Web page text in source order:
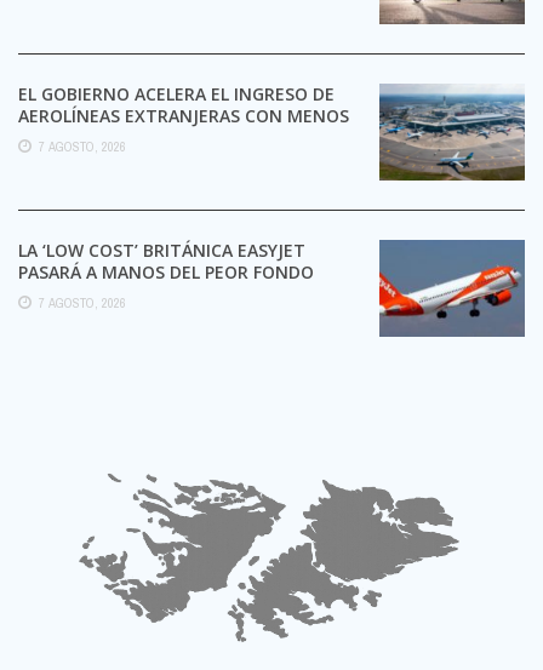
EL GOBIERNO ACELERA EL INGRESO DE
AEROLÍNEAS EXTRANJERAS CON MENOS
TRÁMITES
7 AGOSTO, 2026
LA ‘LOW COST’ BRITÁNICA EASYJET
PASARÁ A MANOS DEL PEOR FONDO
POSIBLE:
7 AGOSTO, 2026